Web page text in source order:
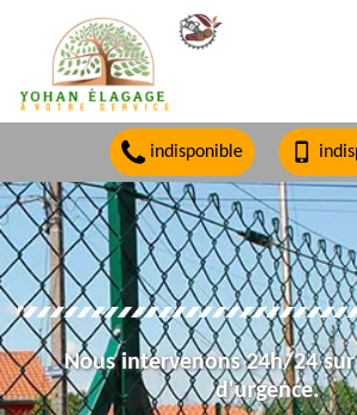
indisponible
Nous intervenons 24h/24
d'urgence.